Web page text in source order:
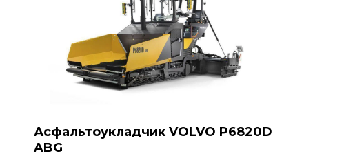
Асфальтоукладчик VOLVO P6820D
ABG